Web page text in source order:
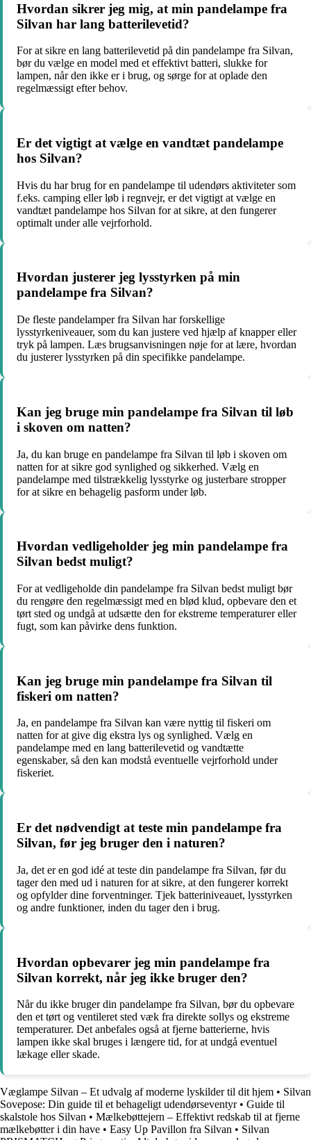
Hvordan sikrer jeg mig, at min pandelampe fra
Silvan har lang batterilevetid?
For at sikre en lang batterilevetid på din pandelampe fra Silvan,
bør du vælge en model med et effektivt batteri, slukke for
lampen, når den ikke er i brug, og sørge for at oplade den
regelmæssigt efter behov.
Er det vigtigt at vælge en vandtæt pandelampe
hos Silvan?
Hvis du har brug for en pandelampe til udendørs aktiviteter som
f.eks. camping eller løb i regnvejr, er det vigtigt at vælge en
vandtæt pandelampe hos Silvan for at sikre, at den fungerer
optimalt under alle vejrforhold.
Hvordan justerer jeg lysstyrken på min
pandelampe fra Silvan?
De fleste pandelamper fra Silvan har forskellige
lysstyrkeniveauer, som du kan justere ved hjælp af knapper eller
tryk på lampen. Læs brugsanvisningen nøje for at lære, hvordan
du justerer lysstyrken på din specifikke pandelampe.
Kan jeg bruge min pandelampe fra Silvan til løb
i skoven om natten?
Ja, du kan bruge en pandelampe fra Silvan til løb i skoven om
natten for at sikre god synlighed og sikkerhed. Vælg en
pandelampe med tilstrækkelig lysstyrke og justerbare stropper
for at sikre en behagelig pasform under løb.
Hvordan vedligeholder jeg min pandelampe fra
Silvan bedst muligt?
For at vedligeholde din pandelampe fra Silvan bedst muligt bør
du rengøre den regelmæssigt med en blød klud, opbevare den et
tørt sted og undgå at udsætte den for ekstreme temperaturer eller
fugt, som kan påvirke dens funktion.
Kan jeg bruge min pandelampe fra Silvan til
fiskeri om natten?
Ja, en pandelampe fra Silvan kan være nyttig til fiskeri om
natten for at give dig ekstra lys og synlighed. Vælg en
pandelampe med en lang batterilevetid og vandtætte
egenskaber, så den kan modstå eventuelle vejrforhold under
fiskeriet.
Er det nødvendigt at teste min pandelampe fra
Silvan, før jeg bruger den i naturen?
Ja, det er en god idé at teste din pandelampe fra Silvan, før du
tager den med ud i naturen for at sikre, at den fungerer korrekt
og opfylder dine forventninger. Tjek batteriniveauet, lysstyrken
og andre funktioner, inden du tager den i brug.
Hvordan opbevarer jeg min pandelampe fra
Silvan korrekt, når jeg ikke bruger den?
Når du ikke bruger din pandelampe fra Silvan, bør du opbevare
den et tørt og ventileret sted væk fra direkte sollys og ekstreme
temperaturer. Det anbefales også at fjerne batterierne, hvis
lampen ikke skal bruges i længere tid, for at undgå eventuel
lækage eller skade.
Væglampe Silvan – Et udvalg af moderne lyskilder til dit hjem • Silvan
Sovepose: Din guide til et behageligt udendørseventyr• Guide til
skalstole hos Silvan • Mælkebøttejern – Effektivt redskab til at fjerne
mælkebøtter i din have • Easy Up Pavillon fra Silvan • Silvan